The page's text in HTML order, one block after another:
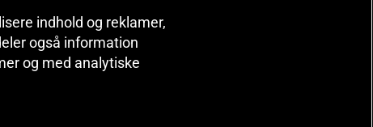
indhold og reklamer,
også information
og med analytiske